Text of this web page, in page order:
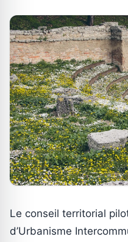
Le conseil territorial
d’Urbanisme